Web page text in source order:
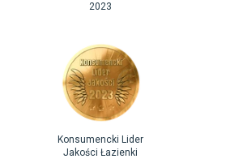
2023
Konsumencki Lider
Jakości Łazienki